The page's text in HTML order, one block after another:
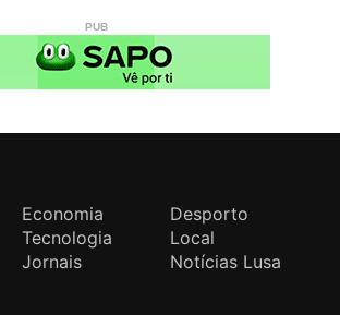
Economia
Desporto
Tecnologia
Local
Jornais Notícias Lusa